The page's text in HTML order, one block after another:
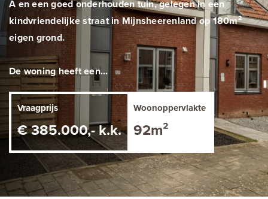
A en een goed onderhouden tuin, gelegen in een
kindvriendelijke straat in Mijnsheerenland op 180m²
eigen grond.
De woning heeft een...
Vraagprijs
€ 385.000,- k.k.
Woonoppervlakte
92m²